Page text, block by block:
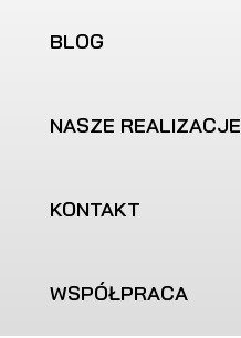
BLOG
NASZE REALIZACJE
KONTAKT
WSPÓŁPRACA